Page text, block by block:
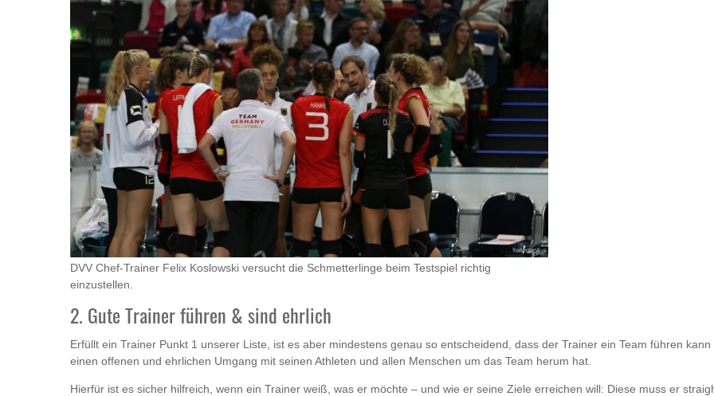
DVV Chef-Trainer Felix Koslowski versucht die Schmetterlinge beim Testspiel richtig
einzustellen.
2. Gute Trainer führen & sind ehrlich
Erfüllt ein Trainer Punkt 1 unserer Liste, ist es aber mindestens genau so entscheidend, dass der Trainer ein Team führen kann
einen offenen und ehrlichen Umgang mit seinen Athleten und allen Menschen um das Team herum hat.
Hierfür ist es sicher hilfreich, wenn ein Trainer weiß, was er möchte – und wie er seine Ziele erreichen will: Diese muss er